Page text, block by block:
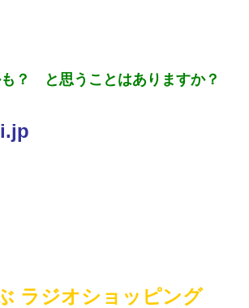
？ と思うことはありますか？
ラジオショッピング